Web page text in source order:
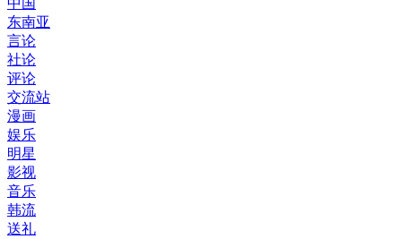
中国
东南亚
言论
社论
评论
交流站
漫画
娱乐
明星
影视
音乐
韩流
送礼